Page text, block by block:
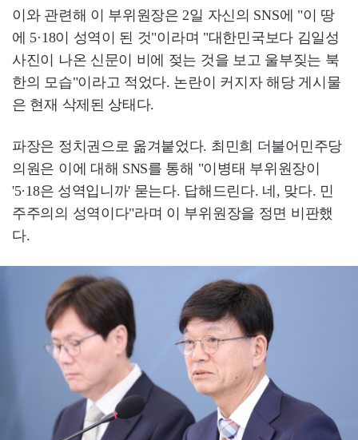
이와 관련해 이 부위원장은 2일 자신의 SNS에 "이 땅
에 5·18이 성역이 된 것"이라며 "대한민국보다 김일성
사진이 나온 신문이 비에 젖는 것을 보고 울부짖는 북
한의 모습"이라고 적었다. 논란이 커지자 해당 게시물
은 현재 삭제된 상태다.
파장은 정치권으로 옮겨붙었다. 최민희 더불어민주당
의원은 이에 대해 SNS를 통해 "이병태 부위원장이
'5·18은 성역입니까' 묻는다. 답해드린다. 네, 맞다. 민
주주의의 성역이다"라며 이 부위원장을 정면 비판했
다.